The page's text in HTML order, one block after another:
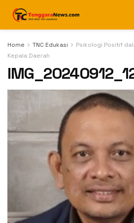
Home TNC Edukasi
Psikologi Positif
Kepala Daerah